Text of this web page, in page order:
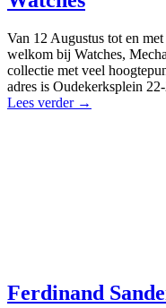
Van 12 Augustus tot en
welkom bij Watches,
collectie met veel
adres is Oudekerksplein
Lees verder →
Ferdinand